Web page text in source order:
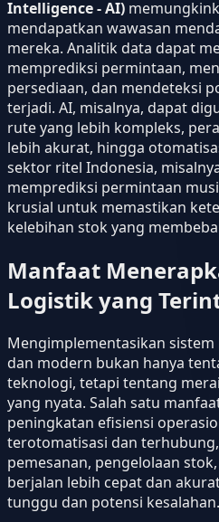
Intelligence - AI)
mendapatkan wawasan
mereka. Analitik data dapat
memprediksi permintaan,
persediaan, dan mendeteksi
terjadi. AI, misalnya, dapat
rute yang lebih kompleks,
lebih akurat, hingga
sektor ritel Indonesia,
memprediksi permintaan
krusial untuk memastikan
kelebihan stok yang
Manfaat
Logistik yang
Mengimplementasikan
dan modern bukan hanya
teknologi, tetapi tentang
yang nyata. Salah satu
peningkatan efisiensi
terotomatisasi dan
pemesanan, pengelolaan
berjalan lebih cepat dan
tunggu dan potensi kesalahan.